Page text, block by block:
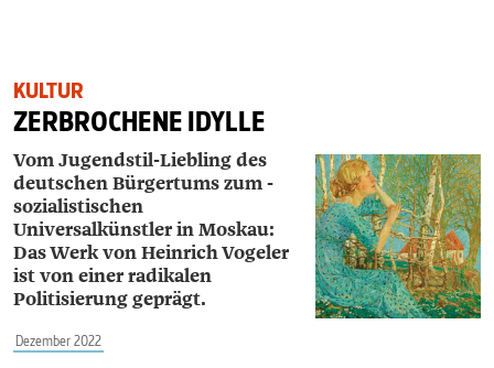
KULTUR
ZERBROCHENE IDYLLE
Vom Jugendstil-Liebling des
deutschen Bürgertums zum ­
sozialistischen
Universalkünstler in Moskau:
Das Werk von ­Heinrich ­Vogeler
ist von einer radikalen
Politisierung geprägt.
Dezember 2022